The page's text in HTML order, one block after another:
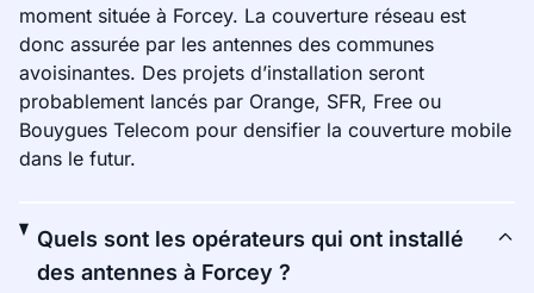
moment située à Forcey. La couverture réseau est
donc assurée par les antennes des communes
avoisinantes. Des projets d’installation seront
probablement lancés par Orange, SFR, Free ou
Bouygues Telecom pour densifier la couverture mobile
dans le futur.
Quels sont les opérateurs qui ont installé
des antennes à Forcey ?